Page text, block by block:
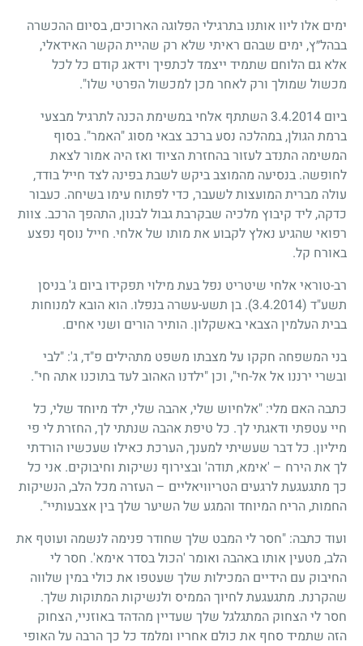
ימים אלו ליוו אותנו בתרגילי הפלוגה הארוכים, בסיום ההכשרה
בבהל״ץ, ימים שבהם ראיתי שלא רק שהיית הקשר האידאלי,
אלא גם הלוחם שתמיד ייצמד לכתפיך וידאג קודם כל לכל
מכשול שמולך ורק לאחר מכן למכשול הפרטי שלו".
ביום 3.4.2014 השתתף אלחי במשימת הכנה לתרגיל מבצעי
ברמת הגולן, במהלכה נסע ברכב צבאי מסוג "האמר". בסוף
המשימה התנדב לעזור בהחזרת הציוד ואז היה אמור לצאת
לחופשה. בנסיעה מהמוצב ביקש לשבת בפינה לצד חייל בודד,
עולה מברית המועצות לשעבר, כדי לפתוח עימו בשיחה. כעבור
כדקה, ליד קיבוץ מלכיה שבקרבת גבול לבנון, התהפך הרכב. צוות
רפואי שהגיע נאלץ לקבוע את מותו של אלחי. חייל נוסף נפצע
באורח קל.
רב-טוראי אלחי שיטריט נפל בעת מילוי תפקידו ביום ג' בניסן
תשע"ד (3.4.2014)
. בן תשע-עשרה בנפלו. הוא הובא למנוחות
בבית העלמין הצבאי באשקלון. הותיר הורים ושני אחים.
בני המשפחה חקקו על מצבתו משפט מתהילים פ"ד, ג': "לבי
ובשרי ירננו אל אל-חי", וכן "ילדנו האהוב לעד בתוכנו אתה חי".
כתבה האם מלי: "אלחיוש שלי, אהבה שלי, ילד מיוחד שלי, כל
חיי עטפתי ודאגתי לך. כל טיפת אהבה שנתתי לך, החזרת לי פי
מיליון. כל דבר שעשיתי למענך, הערכת כאילו שעכשיו הורדתי
לך את הירח – 'אימא, תודה' ובצירוף נשיקות וחיבוקים. אני כל
כך מתגעגעת לרגעים הטריוויאליים – העזרה מכל הלב, הנשיקות
החמות, הריח המיוחד והמגע של השיער שלך בין אצבעותיי".
ועוד כתבה: "חסר לי המבט שלך שחודר פנימה לנשמה ועוטף את
הלב, מטעין אותו באהבה ואומר 'הכול בסדר אימא'. חסר לי
החיבוק עם הידיים המכילות שלך שעטפו את כולי במין שלווה
שהקרנת. מתגעגעת לחיוך הממיס ולנשיקות המתוקות שלך.
חסר לי הצחוק המתגלגל שלך שעדיין מהדהד באוזניי, הצחוק
הזה שתמיד סחף את כולם אחריו ומלמד כל כך הרבה על האופי